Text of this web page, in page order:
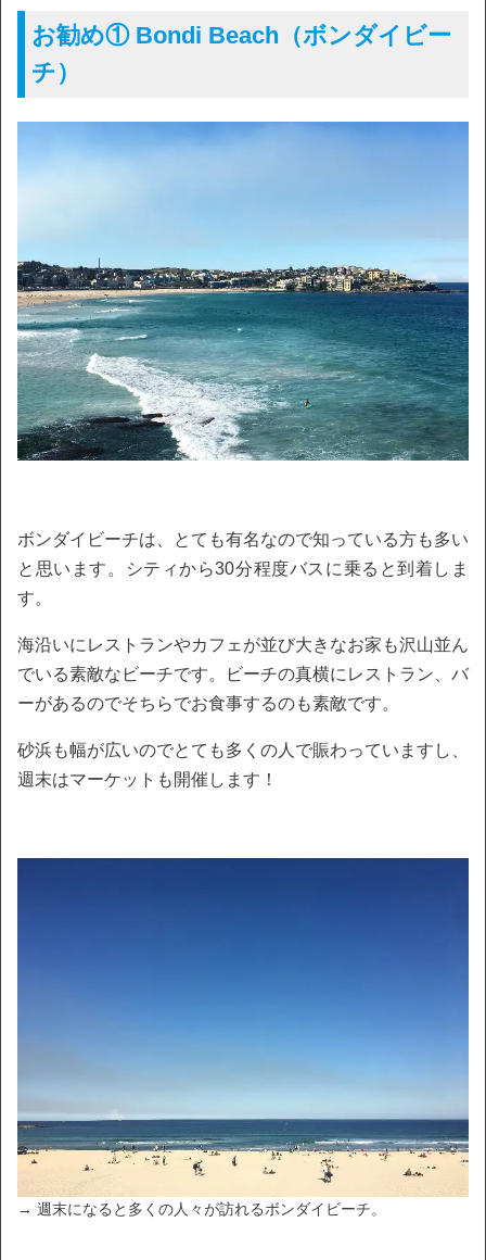
お勧め① Bondi Beach（ボンダイビー
チ）
ボンダイビーチは、とても有名なので知っている方も多い
と思います。シティから30分程度バスに乗ると到着しま
す。
海沿いにレストランやカフェが並び大きなお家も沢山並ん
でいる素敵なビーチです。ビーチの真横にレストラン、バ
ーがあるのでそちらでお食事するのも素敵です。
砂浜も幅が広いのでとても多くの人で賑わっていますし、
週末はマーケットも開催します！
→ 週末になると多くの人々が訪れるボンダイビーチ。